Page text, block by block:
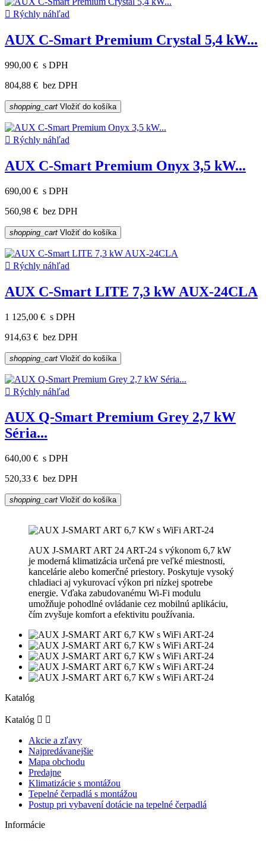
 Rýchly náhľad
AUX C-Smart Premium Crystal 5,4 kW...
990,00 € s DPH
804,88 € bez DPH
shopping_cart Vložiť do košíka
 Rýchly náhľad
AUX C-Smart Premium Onyx 3,5 kW...
690,00 € s DPH
560,98 € bez DPH
shopping_cart Vložiť do košíka
 Rýchly náhľad
AUX C-Smart LITE 7,3 kW AUX-24CLA
1 125,00 € s DPH
914,63 € bez DPH
shopping_cart Vložiť do košíka
 Rýchly náhľad
AUX Q-Smart Premium Grey 2,7 kW
Séria...
640,00 € s DPH
520,33 € bez DPH
shopping_cart Vložiť do košíka
AUX J-SMART ART 24 ART-24 s výkonom 6,7 kW
je moderná klimatizácia určená pre veľké miestnosti,
kancelárie alebo komerčné priestory. Poskytuje vysoký
chladiaci aj vykurovací výkon pri nízkej spotrebe
energie. Vďaka zabudovanému Wi-Fi modulu
umožňuje pohodlné ovládanie cez mobilnú aplikáciu,
čím zvyšuje komfort a efektivitu používania.
Katalóg
Katalóg  
Akcie a zľavy
Najpredávanejšie
Mapa obchodu
Predajne
Klimatizácie s montážou
Tepelné čerpadlá s montážou
Postup pri vybavení dotácie na tepelné čerpadlá
Informácie